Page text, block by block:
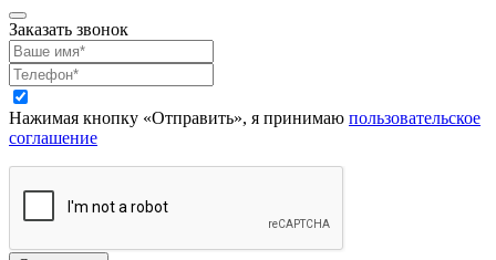
Заказать звонок
Нажимая кнопку «Отправить», я принимаю пользовательское
соглашение